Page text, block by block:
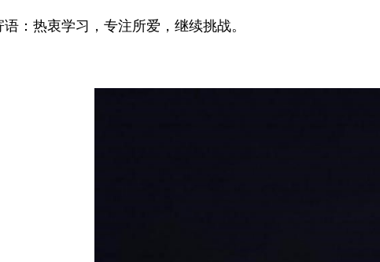
语：热衷学习，专注所爱，继续挑战。